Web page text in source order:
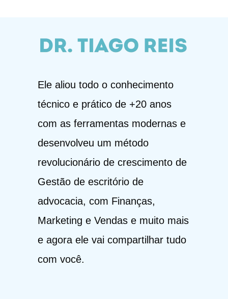
Ele aliou todo o conhecimento
técnico e prático de +20 anos
com as ferramentas modernas e
desenvolveu um método
revolucionário de crescimento de
Gestão de escritório de
advocacia, com Finanças,
Marketing e Vendas e muito mais
e agora ele vai compartilhar tudo
com você.